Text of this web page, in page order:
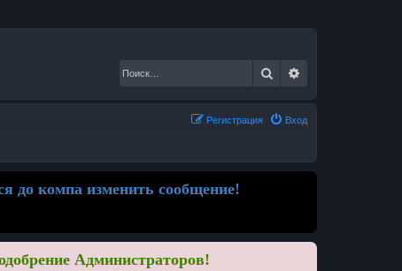
Поиск
Вход
Регистрация
до компа изменить сообщение!
Администраторов!